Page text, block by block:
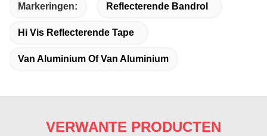
Markeringen: Reflecterende Bandrol
Hi Vis Reflecterende Tape
Van Aluminium Of Van Aluminium
VERWANTE PRODUCTEN